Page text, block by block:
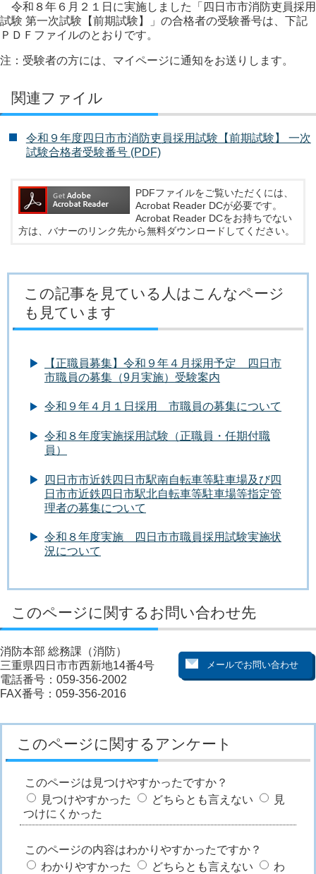
令和８年６月２１日に実施しました「四日市市消防吏員採用
試験 第一次試験【前期試験】」の合格者の受験番号は、下記
ＰＤＦファイルのとおりです。
注：受験者の方には、マイページに通知をお送りします。
関連ファイル
令和９年度四日市市消防吏員採用試験【前期試験】 一次
試験合格者受験番号 (PDF)
PDFファイルをご覧いただくには、
Acrobat Reader DCが必要です。
Acrobat Reader DCをお持ちでない
方は、バナーのリンク先から無料ダウンロードしてください。
この記事を見ている人はこんなページ
も見ています
【正職員募集】令和９年４月採用予定 四日市
市職員の募集（9月実施）受験案内
令和９年４月１日採用 市職員の募集について
令和８年度実施採用試験（正職員・任期付職
員）
四日市市近鉄四日市駅南自転車等駐車場及び四
日市市近鉄四日市駅北自転車等駐車場等指定管
理者の募集について
令和８年度実施 四日市市職員採用試験実施状
況について
このページに関するお問い合わせ先
消防本部 総務課（消防）
三重県四日市市西新地14番4号
電話番号：059-356-2002
FAX番号：059-356-2016
このページに関するアンケート
このページは見つけやすかったですか？
見つけやすかった
どちらとも言えない
見
つけにくかった
このページの内容はわかりやすかったですか？
わかりやすかった
どちらとも言えない
わ